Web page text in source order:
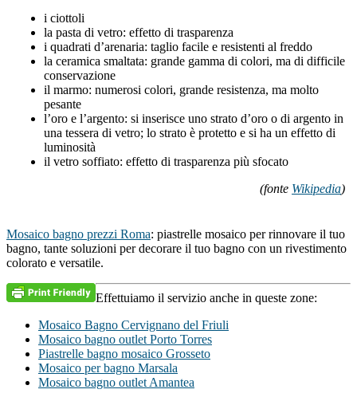
i ciottoli
la pasta di vetro: effetto di trasparenza
i quadrati d’arenaria: taglio facile e resistenti al freddo
la ceramica smaltata: grande gamma di colori, ma di difficile
conservazione
il marmo: numerosi colori, grande resistenza, ma molto
pesante
l’oro e l’argento: si inserisce uno strato d’oro o di argento in
una tessera di vetro; lo strato è protetto e si ha un effetto di
luminosità
il vetro soffiato: effetto di trasparenza più sfocato
(fonte Wikipedia)
Mosaico bagno prezzi Roma: piastrelle mosaico per rinnovare il tuo
bagno, tante soluzioni per decorare il tuo bagno con un rivestimento
colorato e versatile.
Effettuiamo il servizio anche in queste zone:
Mosaico Bagno Cervignano del Friuli
Mosaico bagno outlet Porto Torres
Piastrelle bagno mosaico Grosseto
Mosaico per bagno Marsala
Mosaico bagno outlet Amantea